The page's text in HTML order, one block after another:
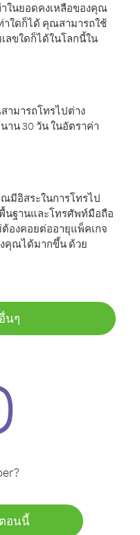
าในยอดคงเหลือของคุณ
าใดก็ได้ คุณสามารถใช้
ลขใดก็ได้ในโลกนี้ใน
ามารถโทรไปต่าง
าน 30 วัน ในอัตราค่า
มีอิสระในการโทรไป
นฐานและโทรศัพท์มือถือ
องคอยต่ออายุแพ็คเกจ
คุณได้มากขึ้น ด้วย
นๆ
อนนี้